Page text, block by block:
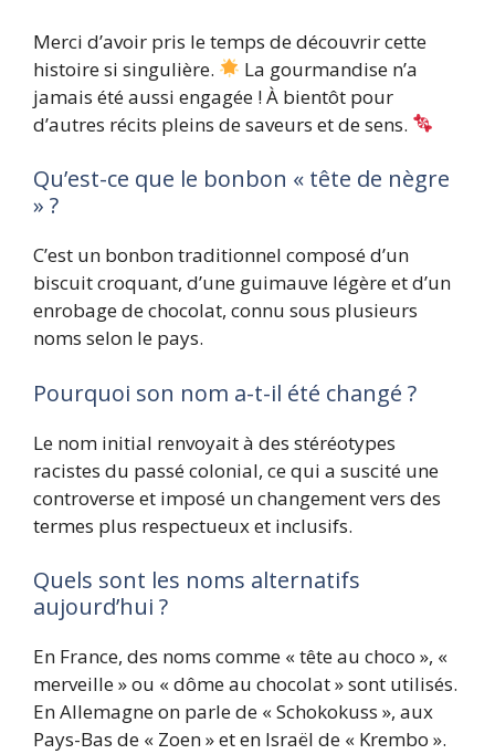
Merci d’avoir pris le temps de découvrir cette
histoire si singulière.
La gourmandise n’a
jamais été aussi engagée ! À bientôt pour
d’autres récits pleins de saveurs et de sens.
Qu’est-ce que le bonbon « tête de nègre
» ?
C’est un bonbon traditionnel composé d’un
biscuit croquant, d’une guimauve légère et d’un
enrobage de chocolat, connu sous plusieurs
noms selon le pays.
Pourquoi son nom a-t-il été changé ?
Le nom initial renvoyait à des stéréotypes
racistes du passé colonial, ce qui a suscité une
controverse et imposé un changement vers des
termes plus respectueux et inclusifs.
Quels sont les noms alternatifs
aujourd’hui ?
En France, des noms comme « tête au choco », «
merveille » ou « dôme au chocolat » sont utilisés.
En Allemagne on parle de « Schokokuss », aux
Pays-Bas de « Zoen » et en Israël de « Krembo ».